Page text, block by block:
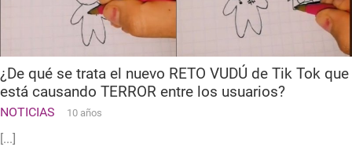
¿De qué se trata el nuevo RETO VUDÚ de Tik Tok que
está causando TERROR entre los usuarios?
NOTICIAS 10 años
[...]